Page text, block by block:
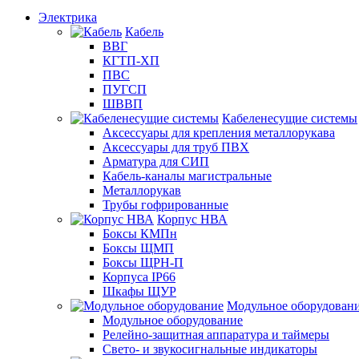
Электрика
Кабель
ВВГ
КГТП-ХП
ПВС
ПУГСП
ШВВП
Кабеленесущие системы
Аксессуары для крепления металлорукава
Аксессуары для труб ПВХ
Арматура для СИП
Кабель-каналы магистральные
Металлорукав
Трубы гофрированные
Корпус НВА
Боксы КМПн
Боксы ЩМП
Боксы ЩРН-П
Корпуса IP66
Шкафы ЩУР
Модульное
Модульное оборудование
Релейно-защитная аппаратура и таймеры
Свето- и звукосигнальные индикаторы